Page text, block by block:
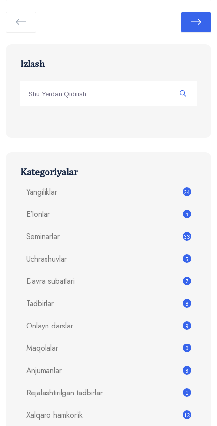
Izlash
Kategoriyalar
Yangiliklar
24
E’lonlar 4
Seminarlar 33
Uchrashuvlar 5
Davra subatlari 7
Tadbirlar 8
Onlayn darslar 9
Maqolalar 0
Anjumanlar 3
Rejalashtirilgan tadbirlar 1
Xalqaro hamkorlik 12